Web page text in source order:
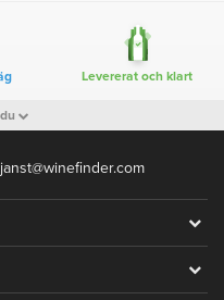
Levererat och klart